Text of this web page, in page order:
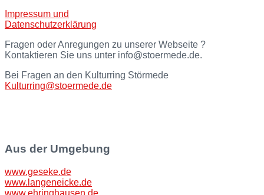
Impressum und
Datenschutzerklärung
Fragen oder Anregungen zu unserer Webseite ?
Kontaktieren Sie uns unter info@stoermede.de.
Bei Fragen an den Kulturring Störmede
Kulturring@stoermede.de
Aus der Umgebung
www.geseke.de
www.langeneicke.de
www.ehringhausen.de